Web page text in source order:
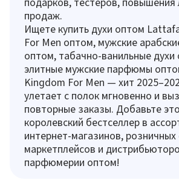
продаж.
Ищете купить духи оптом
For Men оптом, мужские
оптом, табачно-ванильные духи
элитные мужские парфюмы
Kingdom For Men — хит
улетает с полок мгновенно и
повторные заказы. Добавьте
королевский бестселлер в
интернет-магазинов, розничных
маркетплейсов и
парфюмерии оптом!